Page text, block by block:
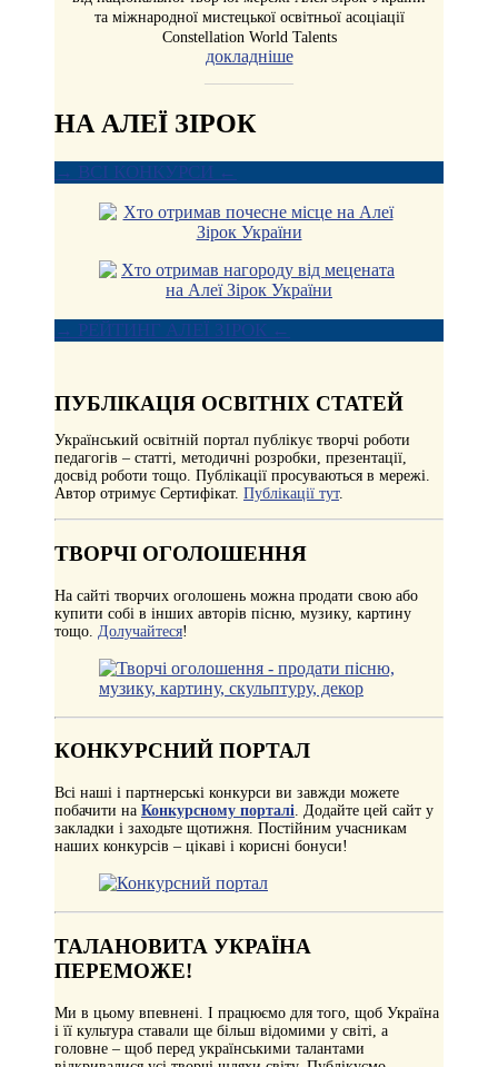
та міжнародної мистецької освітньої асоціації
Constellation World Talents
докладніше
НА АЛЕЇ ЗІРОК
→ ВСІ КОНКУРСИ ←
→ РЕЙТИНГ АЛЕЇ ЗІРОК ←
ПУБЛІКАЦІЯ ОСВІТНІХ СТАТЕЙ
Український освітній портал публікує творчі роботи
педагогів – статті, методичні розробки, презентації,
досвід роботи тощо. Публікації просуваються в мережі.
Автор отримує Сертифікат. Публікації тут.
ТВОРЧІ ОГОЛОШЕННЯ
На сайті творчих оголошень можна продати свою або
купити собі в інших авторів пісню, музику, картину
тощо. Долучайтеся!
КОНКУРСНИЙ ПОРТАЛ
Всі наші і партнерські конкурси ви завжди можете
побачити на Конкурсному порталі. Додайте цей сайт у
закладки і заходьте щотижня. Постійним учасникам
наших конкурсів – цікаві і корисні бонуси!
ТАЛАНОВИТА УКРАЇНА
ПЕРЕМОЖЕ!
Ми в цьому впевнені. І працюємо для того, щоб Україна
і її культура ставали ще більш відомими у світі, а
головне – щоб перед українськими талантами